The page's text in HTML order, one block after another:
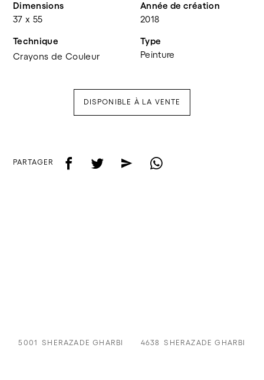
Dimensions
37 x 55
Année de création
2018
Technique
Crayons de Couleur
Type
Peinture
DISPONIBLE À LA VENTE
PARTAGER f t e w
5001 SHERAZADE GHARBI 4638 SHERAZADE GHARBI